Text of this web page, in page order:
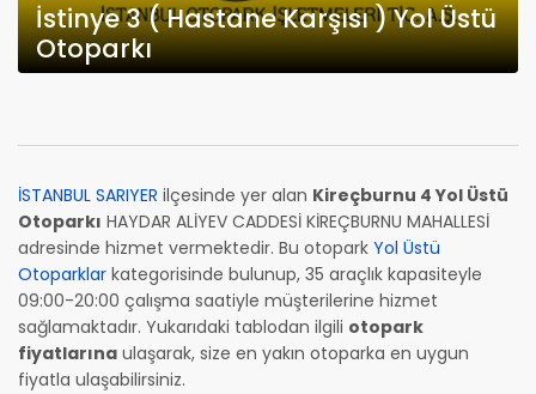
İstinye 3 ( Hastane Karşısı ) Yol Üstü
Otoparkı
İSTANBUL SARIYER ilçesinde yer alan Kireçburnu 4 Yol Üstü
Otoparkı HAYDAR ALİYEV CADDESİ KİREÇBURNU MAHALLESİ
adresinde hizmet vermektedir. Bu otopark Yol Üstü
Otoparklar kategorisinde bulunup, 35 araçlık kapasiteyle
09:00-20:00 çalışma saatiyle müşterilerine hizmet
sağlamaktadır. Yukarıdaki tablodan ilgili otopark
fiyatlarına ulaşarak, size en yakın otoparka en uygun
fiyatla ulaşabilirsiniz.